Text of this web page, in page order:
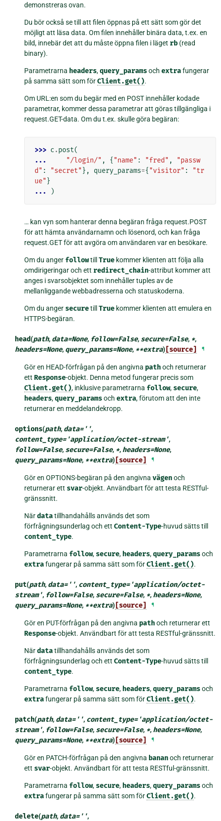
demonstreras ovan.
Du bör också se till att filen öppnas på ett sätt som gör det
möjligt att läsa data. Om filen innehåller binära data, t.ex. en
bild, innebär det att du måste öppna filen i läget rb (read
binary).
Parametrarna headers,query_paramsochextrafungerar
på samma sätt som förClient.get().
Om URL:en som du begär med en POST innehåller kodade
parametrar, kommer dessa parametrar att göras tillgängliga i
request.GET-data. Om du t.ex. skulle göra begäran:
>>> c .post(
...
"/login/" , { "name" : "fred" ,
"passw
d" : "secret" }, query_params={ "visitor" :
"tr
ue" }
...
)
… kan vyn som hanterar denna begäran fråga request.POST
för att hämta användarnamn och lösenord, och kan fråga
request.GET för att avgöra om användaren var en besökare.
Om du anger followtillTrue kommer klienten att följa alla
omdirigeringar och ett redirect_chain-attribut kommer att
anges i svarsobjektet som innehåller tuples av de
mellanliggande webbadresserna och statuskoderna.
Om du anger securetillTrue kommer klienten att emulera en
HTTPS-begäran.
head(path, data=None, follow=False, secure=False, *,
headers=None, query_params=None, **extra)[source] ¶
Gör en HEAD-förfrågan på den angivna pathoch returnerar
ettResponse-objekt. Denna metod fungerar precis som
Client.get(), inklusive parametrarna follow, secure,
headers,query_paramsochextra, förutom att den inte
returnerar en meddelandekropp.
options(path, data='',
content_type='application/octet-stream',
follow=False, secure=False, *, headers=None,
query_params=None, **extra)[source] ¶
Gör en OPTIONS-begäran på den angivnavägenoch
returnerar ett svar-objekt. Användbart för att testa RESTful-
gränssnitt.
Närdatatillhandahålls används det som
förfrågningsunderlag och ettContent-Type-huvud sätts till
content_type.
Parametrarna follow, secure, headers,query_paramsoch
extrafungerar på samma sätt som förClient.get().
put(path, data='', content_type='application/octet-
stream', follow=False, secure=False, *, headers=None,
query_params=None, **extra)[source] ¶
Gör en PUT-förfrågan på den angivna pathoch returnerar ett
Response-objekt. Användbart för att testa RESTful-gränssnitt.
Närdatatillhandahålls används det som
förfrågningsunderlag och ettContent-Type-huvud sätts till
content_type.
Parametrarna follow, secure, headers,query_paramsoch
extrafungerar på samma sätt som förClient.get().
patch(path, data='', content_type='application/octet-
stream', follow=False, secure=False, *, headers=None,
query_params=None, **extra)[source] ¶
Gör en PATCH-förfrågan på den angivna bananoch returnerar
ett svar-objekt. Användbart för att testa RESTful-gränssnitt.
Parametrarna follow, secure, headers,query_paramsoch
extrafungerar på samma sätt som förClient.get().
delete(path, data='',